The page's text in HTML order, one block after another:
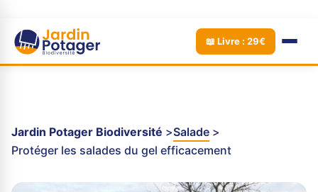
📖 Livre : 29€
Jardin Potager Biodiversité
Salade
Protéger les salades du gel efficacement